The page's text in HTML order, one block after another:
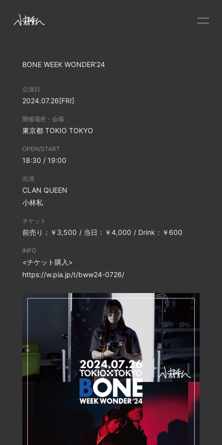
NEWS
PROFILE
VIDEO
DISCOGRAPHY
CONTACT
BONE WEEK WONDER’24
公演日
2024.07.26[FRI]
開催場所・会場
東京都 TOKIO TOKYO
OPEN/START
18:30 / 19:00
出演
CLAN QUEEN
小林私
チケット
前売り：￥3,500 当日：￥4,000 Drink：￥600
INFO
<チケット購入>
https://w.pia.jp/t/bww24-0726/